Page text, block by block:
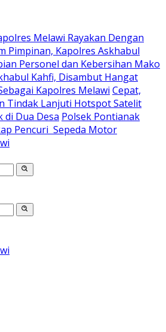
Melawi Rayakan Dengan
Pimpinan, Kapolres Askhabul
Personel dan Kebersihan Mako
Kahfi, Disambut Hangat
Kapolres Melawi Cepat,
Tindak Lanjuti Hotspot Satelit
di Dua Desa Polsek Pontianak
Pencuri Sepeda Motor